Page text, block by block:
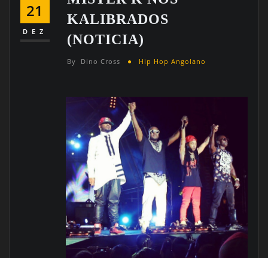
21
DEZ
KALIBRADOS
(NOTICIA)
By Dino Cross Hip Hop Angolano